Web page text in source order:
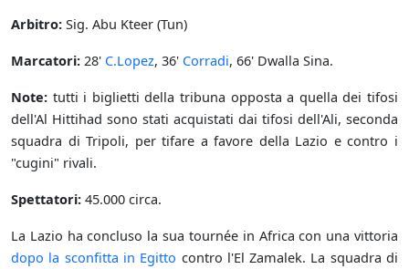
Arbitro: Sig. Abu Kteer (Tun)
Marcatori: 28' C.Lopez, 36' Corradi, 66' Dwalla Sina.
Note: tutti i biglietti della tribuna opposta a quella dei tifosi
dell'Al Hittihad sono stati acquistati dai tifosi dell'Ali, seconda
squadra di Tripoli, per tifare a favore della Lazio e contro i
"cugini" rivali.
Spettatori: 45.000 circa.
La Lazio ha concluso la sua tournée in Africa con una vittoria
dopo la sconfitta in Egitto contro l'El Zamalek. La squadra di